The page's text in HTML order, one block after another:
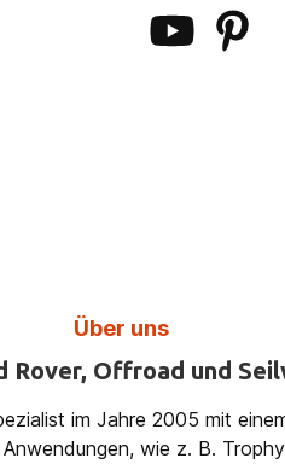
YouTube Pinterest
Über uns
Rover, Offroad und
im Jahre 2005 mit
wie z. B.